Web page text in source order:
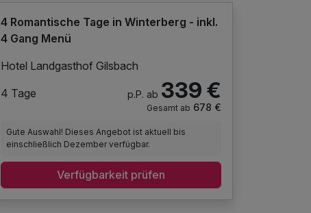
4 Romantische Tage in Winterberg - inkl.
4 Gang Menü
Hotel Landgasthof Gilsbach
4 Tage
p.P. ab 339 €
Gesamt ab 678 €
Gute Auswahl! Dieses Angebot ist aktuell bis
einschließlich Dezember verfügbar.
Verfügbarkeit prüfen